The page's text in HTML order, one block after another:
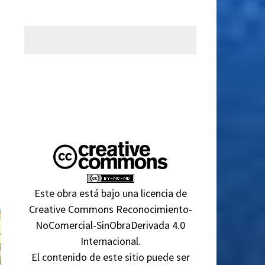
Este obra está bajo una licencia de
Creative Commons Reconocimiento-
NoComercial-SinObraDerivada 4.0
Internacional.
El contenido de este sitio puede ser